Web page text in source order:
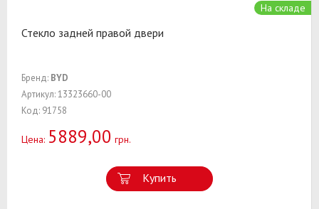
На складе
Стекло задней правой двери
Бренд: BYD
Артикул: 13323660-00
Код: 91758
Цена: 5889,00 грн.
Купить